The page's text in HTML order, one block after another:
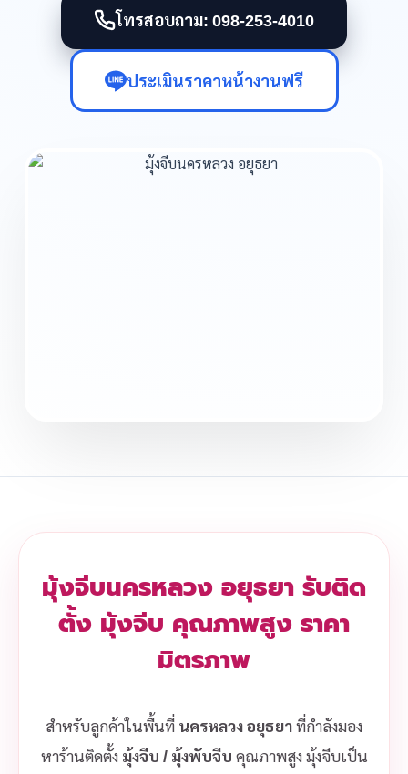
โทรสอบถาม: 098-253-4010
ประเมินราคาหน้างานฟรี
มุ้งจีบนครหลวง อยุธยา รับติด
ตั้ง มุ้งจีบ คุณภาพสูง ราคา
มิตรภาพ
สำหรับลูกค้าในพื้นที่ นครหลวง อยุธยาที่กำลังมอง
หาร้านติดตั้ง มุ้งจีบ / มุ้งพับจีบ คุณภาพสูง มุ้งจีบเป็น